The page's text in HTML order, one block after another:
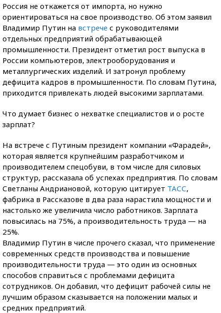
Россия не откажется от импорта, но нужно
ориентироваться на свое производство. Об этом заявил
Владимир Путин на встрече с руководителями
отдельных предприятий обрабатывающей
промышленности. Президент отметил рост выпуска в
России компьютеров, электрооборудования и
металлургических изделий. И затронул проблему
дефицита кадров в промышленности. По словам Путина,
приходится привлекать людей высокими зарплатами.
Что думает бизнес о нехватке специалистов и о росте
зарплат?
На встрече с Путиным президент компании «Фарадей»,
которая является крупнейшим разработчиком и
производителем спецобуви, в том числе для силовых
структур, рассказала об успехах предприятия. По словам
Светланы Андриановой, которую цитирует ТАСС,
фабрика в Рассказове в два раза нарастила мощности и
настолько же увеличила число работников. Зарплата
повысилась на 75%, а производительность труда — на
25%.
Владимир Путин в числе прочего сказал, что применение
современных средств производства и повышение
производительности труда — это один из основных
способов справиться с проблемами дефицита
сотрудников. Он добавил, что дефицит рабочей силы не
лучшим образом сказывается на положении малых и
средних предприятий.